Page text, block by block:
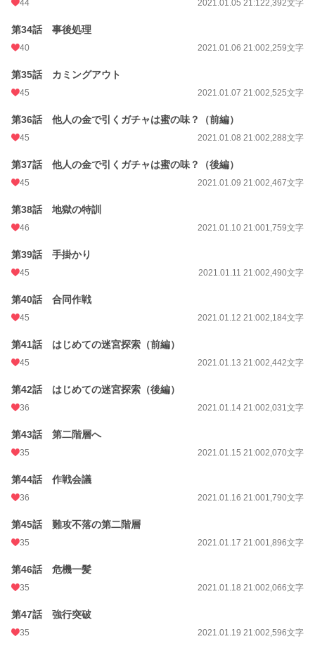
44 2021.01.05 21:122,392文字
第34話 事後処理
40 2021.01.06 21:002,259文字
第35話 カミングアウト
45 2021.01.07 21:002,525文字
第36話 他人の金で引くガチャは蜜の味？（前編）
45 2021.01.08 21:002,288文字
第37話 他人の金で引くガチャは蜜の味？（後編）
45 2021.01.09 21:002,467文字
第38話 地獄の特訓
46 2021.01.10 21:001,759文字
第39話 手掛かり
45 2021.01.11 21:002,490文字
第40話 合同作戦
45 2021.01.12 21:002,184文字
第41話 はじめての迷宮探索（前編）
45 2021.01.13 21:002,442文字
第42話 はじめての迷宮探索（後編）
36 2021.01.14 21:002,031文字
第43話 第二階層へ
35 2021.01.15 21:002,070文字
第44話 作戦会議
36 2021.01.16 21:001,790文字
第45話 難攻不落の第二階層
35 2021.01.17 21:001,896文字
第46話 危機一髪
35 2021.01.18 21:002,066文字
第47話 強行突破
35 2021.01.19 21:002,596文字